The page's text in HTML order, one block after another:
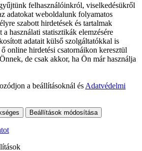
felhasználóinkról, viselkedésükről
adatokat weboldalunk folyamatos
szabott hirdetések és tartalmak
használati statisztikák elemzésére
adatait külső szolgáltatókkal is
online hirdetési csatornáikon keresztül
de csak akkor, ha Ön már használja
a beállításoknál és Adatvédelmi
Beállítások módosítása